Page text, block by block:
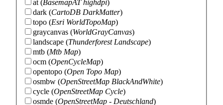
at (BasemapAT highdpi)
dark (CartoDB DarkMatter)
topo (Esri WorldTopoMap)
graycanvas (WorldGrayCanvas)
landscape (Thunderforest Landscape)
mtb (Mtb Map)
ocm (OpenCycleMap)
opentopo (Open Topo Map)
osmbw (OpenStreetMap BlackAndWhite)
cycle (OpenStreetMap Cycle)
osmde (OpenStreetMap - Deutschland)